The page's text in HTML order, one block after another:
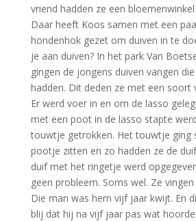
vriend hadden ze een
Daar heeft Koos samen met een
hondenhok gezet om duiven in te
je aan duiven? In het park Van
gingen de jongens duiven vangen
hadden. Dit deden ze met een soort
Er werd voer in en om de lasso
met een poot in de lasso stapte
touwtje getrokken. Het touwtje ging
pootje zitten en zo hadden ze de
duif met het ringetje werd
geen probleem. Soms wel. Ze
Die man was hem vijf jaar kwijt. En
blij dat hij na vijf jaar pas wat